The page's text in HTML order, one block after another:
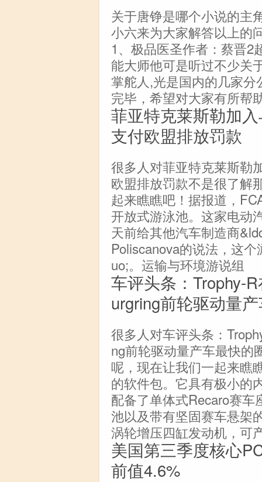
关于唐铮是哪个小说的主
小六来为大家解答以上的
1、极品医圣作者：蔡晋2
能大师他可是听过不少关
掌舵人,光是国内的几家
完毕，希望对大家有所帮
菲亚特克莱斯勒加
支付欧盟排放罚款
很多人对菲亚特克莱斯勒
欧盟排放罚款不是很了解
起来瞧瞧吧！据报道，
开放式游泳池。这家电动
天前给其他汽车制造商
Poliscanova的说法，这
uo;。运输与环境游说组
车评头条：Trophy-
urgring前轮驱动量
很多人对车评头条：
ng前轮驱动量产车最快的
呢，现在让我们一起来瞧
的软件包。它具有极小的
配备了单体式Recaro赛
池以及带有坚固赛车悬架
涡轮增压四缸发动机，可
美国第三季度核心
前值4.6%